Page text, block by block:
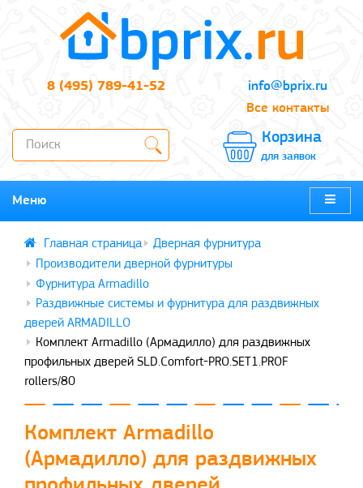
8 (495) 789-41-52
info@bprix.ru
Все контакты
Корзина
для заявок
Меню
Дверная фурнитура
Производители дверной фурнитуры
Фурнитура Armadillo
Раздвижные системы и фурнитура для раздвижных
дверей ARMADILLO
Комплект Armadillo (Армадилло) для раздвижных
профильных дверей SLD.Comfort-PRO.SET1.PROF
rollers/80
Комплект Armadillo
(Армадилло) для раздвижных